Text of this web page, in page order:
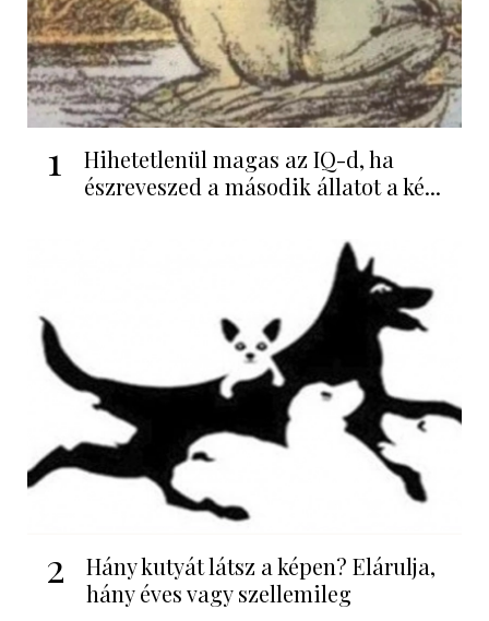
1
Hihetetlenül magas az IQ-d, ha
észreveszed a második állatot a ké...
2
Hány kutyát látsz a képen? Elárulja,
hány éves vagy szellemileg